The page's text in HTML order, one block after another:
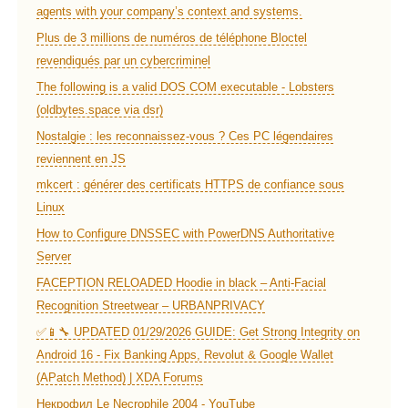
agents with your company’s context and systems.
Plus de 3 millions de numéros de téléphone Bloctel
revendiqués par un cybercriminel
The following is a valid DOS COM executable - Lobsters
(oldbytes.space via dsr)
Nostalgie : les reconnaissez-vous ? Ces PC légendaires
reviennent en JS
mkcert : générer des certificats HTTPS de confiance sous
Linux
How to Configure DNSSEC with PowerDNS Authoritative
Server
FACEPTION RELOADED Hoodie in black – Anti-Facial
Recognition Streetwear – URBANPRIVACY
✅📱🔧 UPDATED 01/29/2026 GUIDE: Get Strong Integrity on
Android 16 - Fix Banking Apps, Revolut & Google Wallet
(APatch Method) | XDA Forums
Некрофил Le Necrophile 2004 - YouTube